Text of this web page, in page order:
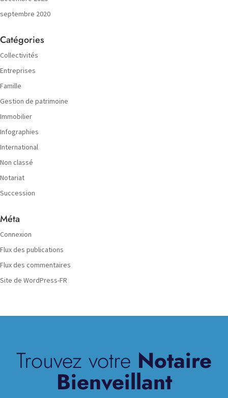
septembre 2020
Catégories
Collectivités
Entreprises
Famille
Gestion de patrimoine
Immobilier
Infographies
International
Non classé
Notariat
Succession
Méta
Connexion
Flux des publications
Flux des commentaires
Site de WordPress-FR
Trouvez votre Notaire
Bienveillant